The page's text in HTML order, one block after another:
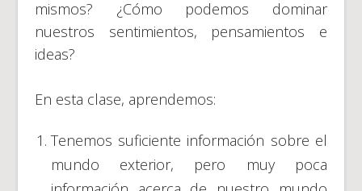
mismos? ¿Cómo podemos dominar
nuestros sentimientos, pensamientos e
ideas?
En esta clase, aprendemos:
Tenemos suficiente información sobre el
mundo exterior, pero muy poca